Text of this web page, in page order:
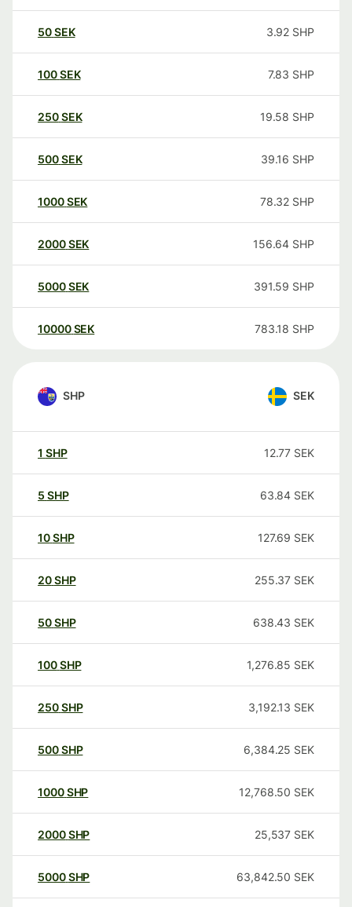
50SEK 3.92 SHP
100SEK 7.83 SHP
250SEK 19.58 SHP
500SEK 39.16 SHP
1000SEK 78.32 SHP
2000SEK 156.64 SHP
5000SEK 391.59 SHP
10000 SEK 783.18 SHP
SHP SEK
1 SHP 12.77 SEK
5 SHP 63.84 SEK
10SHP 127.69 SEK
20SHP 255.37 SEK
50SHP 638.43 SEK
100SHP 1,276.85 SEK
250SHP 3,192.13 SEK
500SHP 6,384.25 SEK
1000SHP 12,768.50 SEK
2000SHP 25,537 SEK
5000SHP 63,842.50 SEK